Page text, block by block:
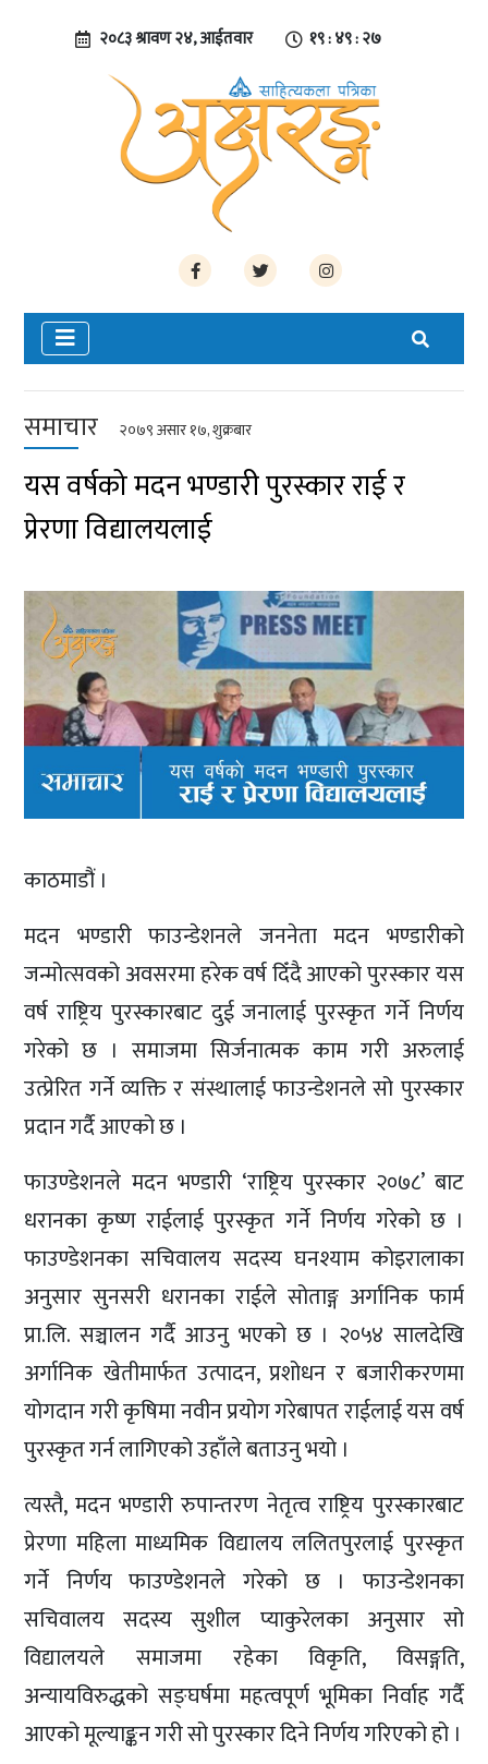
२०८३ श्रावण २४, आईतवार १९ : ४९ : २८
समाचार २०७९ असार १७, शुक्रबार
यस वर्षको मदन भण्डारी पुरस्कार राई र
प्रेरणा विद्यालयलाई
काठमाडौं ।
मदन भण्डारी फाउन्डेशनले जननेता मदन भण्डारीको
जन्मोत्सवको अवसरमा हरेक वर्ष दिँदै आएको पुरस्कार यस
वर्ष राष्ट्रिय पुरस्कारबाट दुई जनालाई पुरस्कृत गर्ने निर्णय
गरेको छ । समाजमा सिर्जनात्मक काम गरी अरुलाई
उत्प्रेरित गर्ने व्यक्ति र संस्थालाई फाउन्डेशनले सो पुरस्कार
प्रदान गर्दै आएको छ ।
फाउण्डेशनले मदन भण्डारी ‘राष्ट्रिय पुरस्कार २०७८’ बाट
धरानका कृष्ण राईलाई पुरस्कृत गर्ने निर्णय गरेको छ ।
फाउण्डेशनका सचिवालय सदस्य घनश्याम कोइरालाका
अनुसार सुनसरी धरानका राईले सोताङ्ग अर्गानिक फार्म
प्रा.लि. सञ्चालन गर्दै आउनु भएको छ । २०५४ सालदेखि
अर्गानिक खेतीमार्फत उत्पादन, प्रशोधन र बजारीकरणमा
योगदान गरी कृषिमा नवीन प्रयोग गरेबापत राईलाई यस वर्ष
पुरस्कृत गर्न लागिएको उहाँले बताउनु भयो ।
त्यस्तै, मदन भण्डारी रुपान्तरण नेतृत्व राष्ट्रिय पुरस्कारबाट
प्रेरणा महिला माध्यमिक विद्यालय ललितपुरलाई पुरस्कृत
गर्ने निर्णय फाउण्डेशनले गरेको छ । फाउन्डेशनका
सचिवालय सदस्य सुशील प्याकुरेलका अनुसार सो
विद्यालयले समाजमा रहेका विकृति, विसङ्गति,
अन्यायविरुद्धको सङ्घर्षमा महत्वपूर्ण भूमिका निर्वाह गर्दै
आएको मूल्याङ्कन गरी सो पुरस्कार दिने निर्णय गरिएको हो ।